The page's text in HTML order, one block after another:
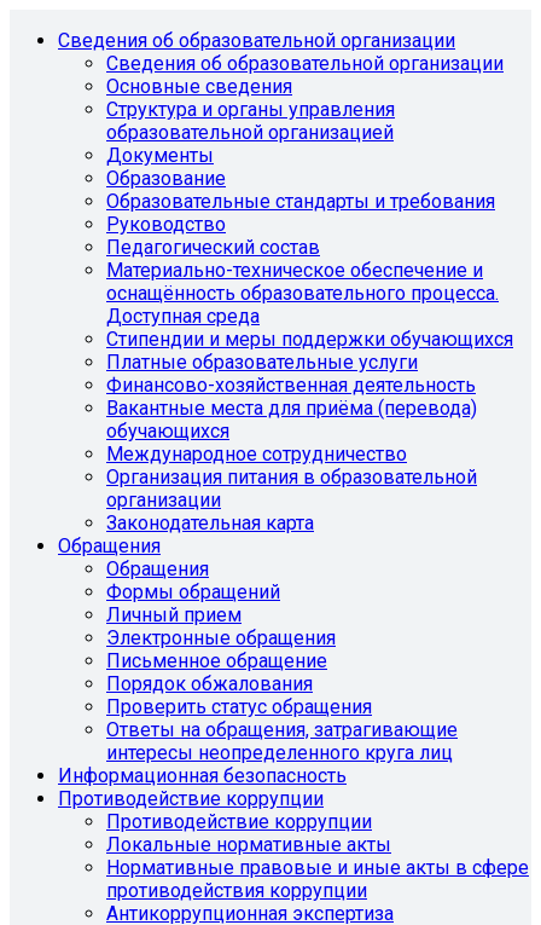
Сведения об образовательной организации
Сведения об образовательной организации
Основные сведения
Структура и органы управления
образовательной организацией
Документы
Образование
Образовательные стандарты и требования
Руководство
Педагогический состав
Материально-техническое обеспечение и
оснащённость образовательного процесса.
Доступная среда
Стипендии и меры поддержки обучающихся
Платные образовательные услуги
Финансово-хозяйственная деятельность
Вакантные места для приёма (перевода)
обучающихся
Международное сотрудничество
Организация питания в образовательной
организации
Законодательная карта
Обращения
Обращения
Формы обращений
Личный прием
Электронные обращения
Письменное обращение
Порядок обжалования
Проверить статус обращения
Ответы на обращения, затрагивающие
интересы неопределенного круга лиц
Информационная безопасность
Противодействие коррупции
Противодействие коррупции
Локальные нормативные акты
Нормативные правовые и иные акты в сфере
противодействия коррупции
Антикоррупционная экспертиза